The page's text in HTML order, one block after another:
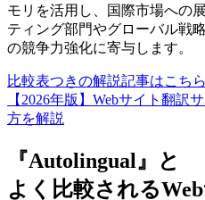
モリを活用し、国際市場への
ティング部門やグローバル戦
の競争力強化に寄与します。
比較表つきの解説記事はこちら
【2026年版】Webサイト翻訳
方を解説
『Autolingual』と
よく比較される